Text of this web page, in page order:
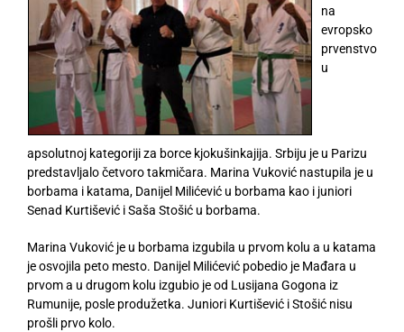
na
evropsko
prvenstvo
u
apsolutnoj kategoriji za borce kjokušinkajija. Srbiju je u Parizu
predstavljalo četvoro takmičara. Marina Vuković nastupila je u
borbama i katama, Danijel Milićević u borbama kao i juniori
Senad Kurtišević i Saša Stošić u borbama.
Marina Vuković je u borbama izgubila u prvom kolu a u katama
je osvojila peto mesto. Danijel Milićević pobedio je Mađara u
prvom a u drugom kolu izgubio je od Lusijana Gogona iz
Rumunije, posle produžetka. Juniori Kurtišević i Stošić nisu
prošli prvo kolo.